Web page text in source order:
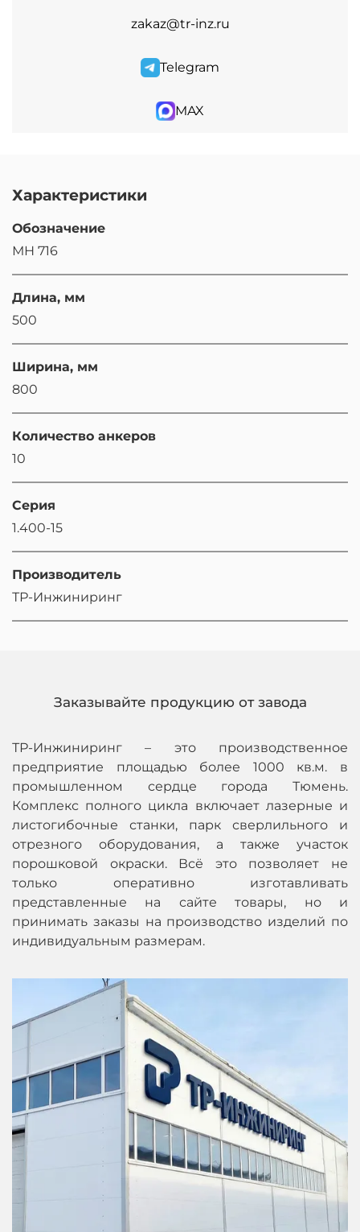
zakaz@tr-inz.ru
Telegram
MAX
Характеристики
Обозначение
МН 716
Длина, мм
500
Ширина, мм
800
Количество анкеров
10
Серия
1.400-15
Производитель
ТР-Инжиниринг
Заказывайте продукцию от завода
ТР-Инжиниринг – это производственное
предприятие площадью более 1000 кв.м. в
промышленном сердце города Тюмень.
Комплекс полного цикла включает лазерные и
листогибочные станки, парк сверлильного и
отрезного оборудования, а также участок
порошковой окраски. Всё это позволяет не
только оперативно изготавливать
представленные на сайте товары, но и
принимать заказы на производство изделий по
индивидуальным размерам.